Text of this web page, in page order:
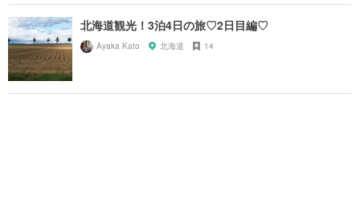
北海道観光！3泊4日の旅♡2日目編♡
Ayaka Kato 北海道 14